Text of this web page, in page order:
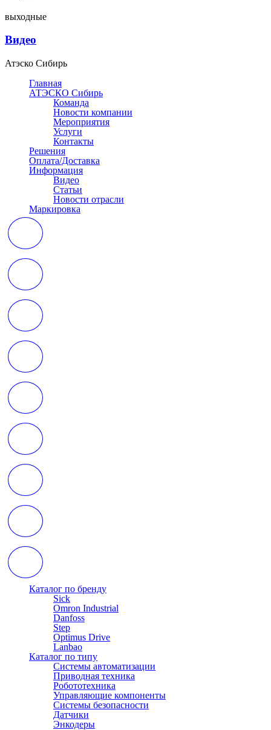
выходные
Видео
Атэско Сибирь
Главная
АТЭСКО Сибирь
Команда
Новости компании
Мероприятия
Услуги
Контакты
Решения
Оплата/Доставка
Информация
Видео
Статьи
Новости отрасли
Маркировка
Каталог по бренду
Sick
Omron Industrial
Danfoss
Step
Optimus Drive
Lanbao
Каталог по типу
Системы автоматизации
Приводная техника
Робототехника
Управляющие компоненты
Системы безопасности
Датчики
Энкодеры